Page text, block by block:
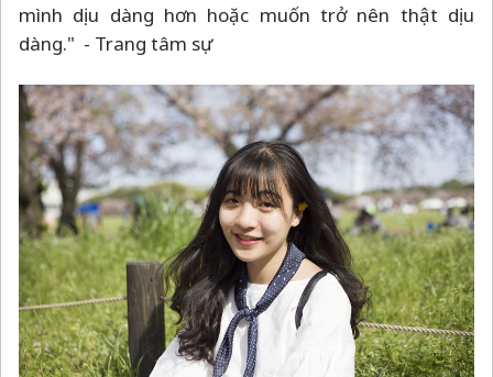
mình dịu dàng hơn hoặc muốn trở nên thật dịu
dàng." - Trang tâm sự